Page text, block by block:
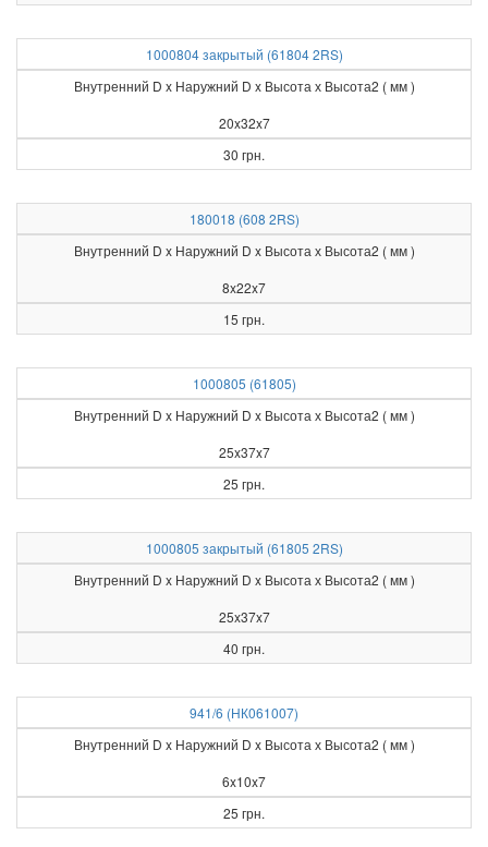
1000804 закрытый (61804 2RS)
Внутренний D x Наружний D x Высота х Высота2 ( мм )
20x32x7
30 грн.
180018 (608 2RS)
Внутренний D x Наружний D x Высота х Высота2 ( мм )
8x22x7
15 грн.
1000805 (61805)
Внутренний D x Наружний D x Высота х Высота2 ( мм )
25x37x7
25 грн.
1000805 закрытый (61805 2RS)
Внутренний D x Наружний D x Высота х Высота2 ( мм )
25x37x7
40 грн.
941/6 (НК061007)
Внутренний D x Наружний D x Высота х Высота2 ( мм )
6x10x7
25 грн.